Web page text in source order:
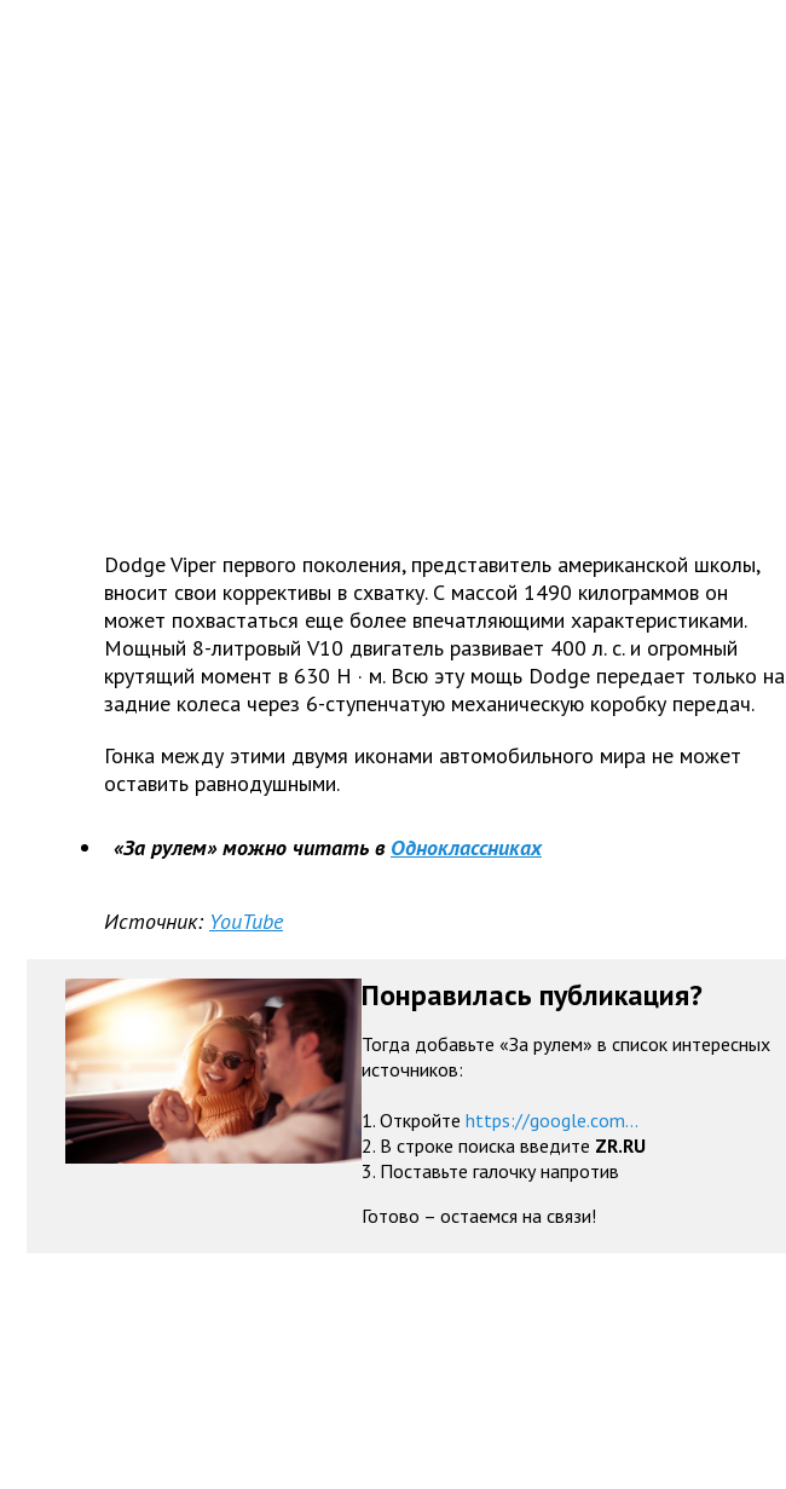
Dodge Viper первого поколения, представитель американской школы,
вносит свои коррективы в схватку. С массой 1490 килограммов он
может похвастаться еще более впечатляющими характеристиками.
Мощный 8-литровый V10 двигатель развивает 400 л. с. и огромный
крутящий момент в 630 Н · м. Всю эту мощь Dodge передает только на
задние колеса через 6-ступенчатую механическую коробку передач.
Гонка между этими двумя иконами автомобильного мира не может
оставить равнодушными.
«За рулем» можно читать в Одноклассниках
Источник: YouTube
Понравилась публикация?
Тогда добавьте «За рулем» в список интересных
источников:
1. Откройте https://google.com...
2. В строке поиска введите ZR.RU
3. Поставьте галочку напротив
Готово – остаемся на связи!